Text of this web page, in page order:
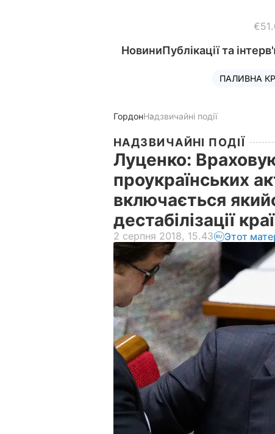
НовиниПублікації та
ПАЛИВНА
ГордонНадзвичайні події
НАДЗВИЧАЙНІ ПОДІЇ
Луценко:
проукраїнських
включається
дестабілізації
2 серпня 2018, 15.43 Этот